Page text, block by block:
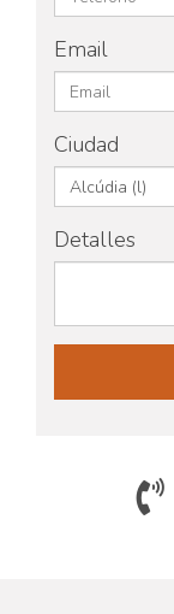
Email
Ciudad
Detalles